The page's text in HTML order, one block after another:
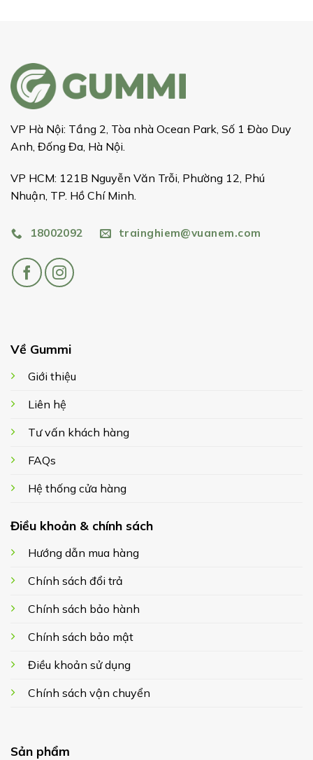
VP Hà Nội: Tầng 2, Tòa nhà Ocean Park, Số 1 Đào Duy
Anh, Đống Đa, Hà Nội.
VP HCM: 121B Nguyễn Văn Trỗi, Phường 12, Phú
Nhuận, TP. Hồ Chí Minh.
18002092 trainghiem@vuanem.com
Về Gummi
Giới thiệu
Liên hệ
Tư vấn khách hàng
FAQs
Hệ thống cửa hàng
Điều khoản & chính sách
Hướng dẫn mua hàng
Chính sách đổi trả
Chính sách bảo hành
Chính sách bảo mật
Điều khoản sử dụng
Chính sách vận chuyển
Sản phẩm